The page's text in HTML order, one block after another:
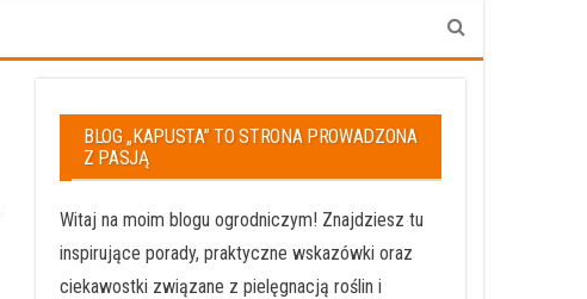
BLOG „KAPUSTA” TO STRONA PROWADZONA
Z PASJĄ
Witaj na moim blogu ogrodniczym! Znajdziesz tu
inspirujące porady, praktyczne wskazówki oraz
ciekawostki związane z pielęgnacją roślin i